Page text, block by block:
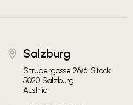
Salzburg
Strubergasse 26/6. Stock
5020 Salzburg
Austria